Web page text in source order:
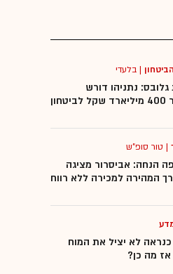
|בלעדי
נתניהו דורש
| טור סופ"ש
הנחה: אביסרור מציגה
המהירה למכירה ללא רווח
כנראה לא יציל את המוח
מה כן?